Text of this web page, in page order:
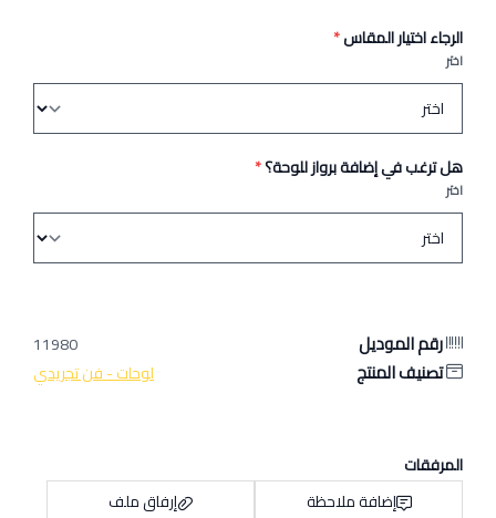
الرجاء اختيار المقاس*
اختر
هل ترغب في إضافة برواز للوحة؟*
اختر
رقم الموديل 11980
تصنيف المنتج لوحات - فن تجريدي
المرفقات
إضافة ملاحظة
إرفاق ملف